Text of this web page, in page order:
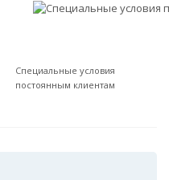
Специальные условия
постоянным клиентам